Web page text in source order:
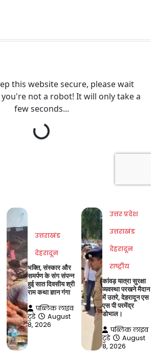
उत्तराखंड
देहरादून
भक्ति, संस्कार और
समर्पण के संग संपन्न
हुई सात दिवसीय श्री
राम कथा ज्ञान गंगा
पब्लिक लाइव
टुडे
August
8, 2026
उत्तर प्रदेश
उत्तराखंड
देहरादून
राष्ट्रीय
कांवड़ यात्रा सुरक्षा
व्यवस्था परखने मैदान
में उतरे, देहरादून एस
एस पी परमेंद्र
डोभाल।
पब्लिक लाइव
टुडे
August
8, 2026